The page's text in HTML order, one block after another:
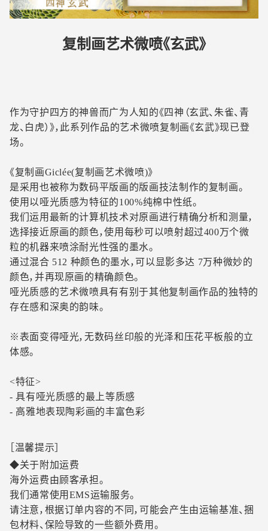
复制画艺术微喷《玄武》
作为守护四方的神兽而广为人知的《四神（玄武、朱雀、青
龙、白虎）》，此系列作品的艺术微喷复制画《玄武》现已登
场。
《复制画Giclée(复制画艺术微喷)》
是采用也被称为数码平版画的版画技法制作的复制画。
使用以哑光质感为特征的100%纯棉中性纸。
我们运用最新的计算机技术对原画进行精确分析和测量，
选择接近原画的颜色，使用每秒可以喷射超过400万个微
粒的机器来喷涂耐光性强的墨水。
通过混合 512 种颜色的墨水，可以显影多达 7万种微妙的
颜色，并再现原画的精确颜色。
哑光质感的艺术微喷具有有别于其他复制画作品的独特的
存在感和深奥的韵味。
※表面变得哑光，无数码丝印般的光泽和压花平板般的立
体感。
<特征>
- 具有哑光质感的最上等质感
- 高雅地表现陶彩画的丰富色彩
［温馨提示］
◆关于附加运费
海外运费由顾客承担。
我们通常使用EMS运输服务。
请注意，根据订单内容的不同，可能会产生由运输基准、捆
包材料、保险导致的一些额外费用。